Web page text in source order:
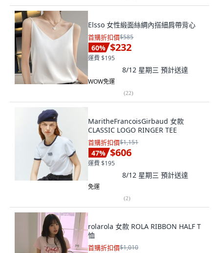
Elsso 女性緞面絲綢內搭細肩帶背心
首購折扣價$585
60% $232
運費 $195
8/12 星期三 預計送達
WOW免運
(22)
MaritheFrancoisGirbaud 女款
CLASSIC LOGO RINGER TEE
首購折扣價$1,151
47% $606
運費 $195
8/12 星期三 預計送達
免運
(2)
rolarola 女款 ROLA RIBBON HALF T
恤
首購折扣價$1,010